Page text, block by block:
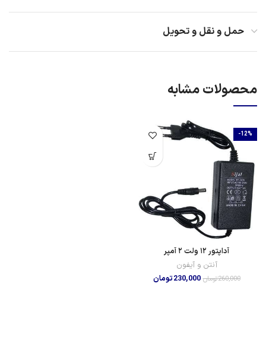
حمل و نقل و تحویل
محصولات مشابه
-12%
آداپتور ۱۲ ولت ۲ آمپر
آنتن و آیفون
260,000تومان 230,000تومان